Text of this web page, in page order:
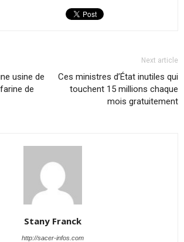
usine de
de
Next article
Ces ministres d’État inutiles qui
touchent 15 millions chaque
mois gratuitement
Stany Franck
http://sacer-infos.com